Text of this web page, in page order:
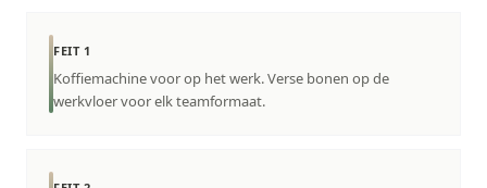
FEIT 1
Koffiemachine voor op het werk. Verse bonen op de
werkvloer voor elk teamformaat.